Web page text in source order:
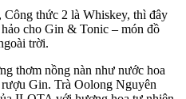
Công thức 2 là Whiskey, thì đây
cho Gin & Tonic – món đồ
trời.
thơm nồng nàn như nước hoa
Gin. Trà Oolong Nguyên